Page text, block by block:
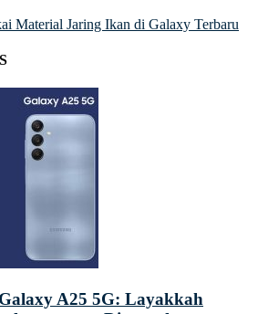
Material Jaring Ikan di Galaxy Terbaru
A25 5G: Layakkah